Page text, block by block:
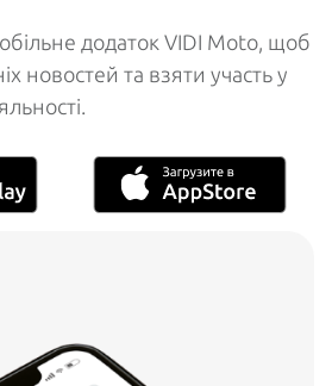
додаток VIDI Moto, щоб
новостей та взяти участь у